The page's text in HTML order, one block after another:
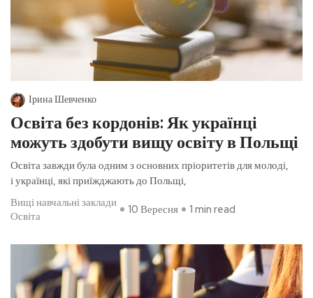
Ірина Шевченко
Освіта без кордонів: Як українці
можуть здобути вищу освіту в Польщі
Освіта завжди була одним з основних пріоритетів для молоді,
і українці, які приїжджають до Польщі,
Вищі навчальні заклади
Освіта
10 Вересня 1 min read